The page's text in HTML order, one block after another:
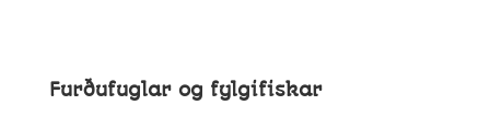
Furðufuglar og fylgifiskar